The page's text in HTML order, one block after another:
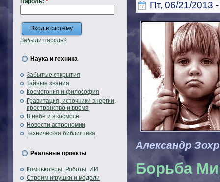
Пароль: *
Забыли пароль?
Наука и техника
Забытые открытия
Тайные знания
Космогония и философия
Гравитация, источники энергии,
пространство и время
В небе и в космосе
Новости астрономии
Техническая библиотека
Реальные проекты
Компьютеры, Роботы, ИИ
Строим игрушки и модели
Пт, 06/21/2013
Александр
Борьба